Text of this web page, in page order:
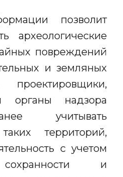
позволит
археологические
повреждений
и земляных
органы надзора
учитывать
территорий,
с учетом
и